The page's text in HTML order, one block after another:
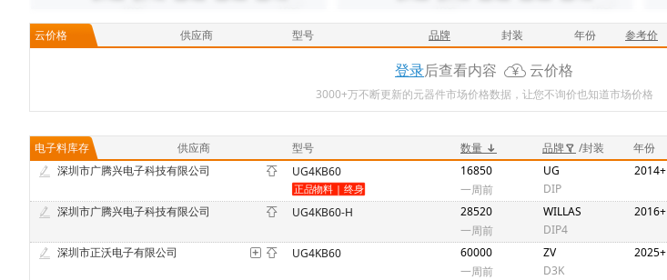
云价格 供应商 型号 品牌 封装 年份 参考价
登录后查看内容 云价格
3000+万不断更新的元器件市场价格数据，让您不询价也知道市场价格
电子料库存 供应商 型号 数量 品牌 /封装 年份
深圳市广腾兴电子科技有限公司
UG4KB60
16850
一周前
UG
DIP
2014+
深圳市广腾兴电子科技有限公司 UG4KB60-H
28520
一周前
WILLAS
DIP4
2016+
深圳市正沃电子有限公司 UG4KB60
60000
一周前
ZV
D3K
2025+